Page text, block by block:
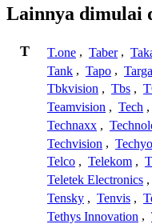
Lainnya dimulai
T T.one , Taber ,
Tank , Tapo , Targa
Tbkvision , Tbs ,
Teamvision , Tech ,
Technaxx ,
Techvision , Techyo
Telco , Telekom ,
Teletek Electronics ,
Tensky , Tenvis ,
Tethys Innovation ,